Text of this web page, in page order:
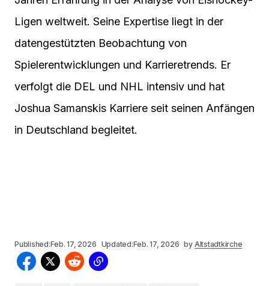
Ligen weltweit. Seine Expertise liegt in der
datengestützten Beobachtung von
Spielerentwicklungen und Karrieretrends. Er
verfolgt die DEL und NHL intensiv und hat
Joshua Samanskis Karriere seit seinen Anfängen
in Deutschland begleitet.
Published:Feb. 17, 2026 Updated:Feb. 17, 2026 by Altstadtkirche